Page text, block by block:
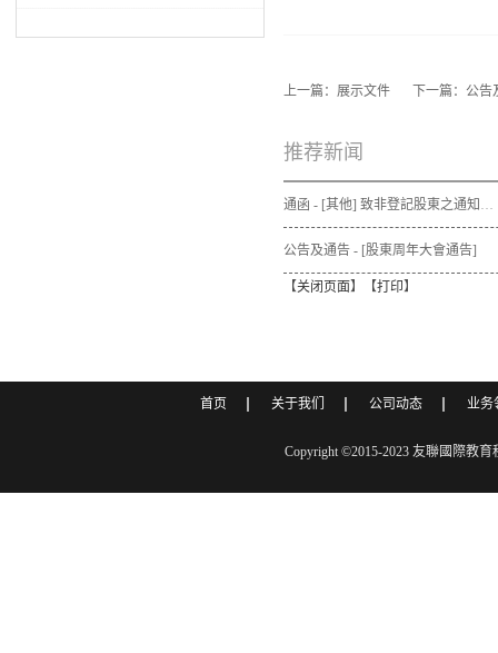
上一篇： 展示文件 下一篇： 公告
推荐新闻
通函 - [其他] 致非登記股東之通知信函及申請表格 - 通函連同股東週年大會通告及代表委任表格之發佈通知
公告及通告 - [股東周年大會通告]
【关闭页面】【打印】
首页 关于我们 公司动态 业务
Copyright ©2015-2023 友聯國際教